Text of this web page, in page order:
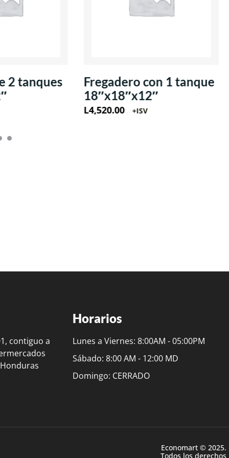
2 tanques
Fregadero con 1 tanque
18″x18″x12″
L4,520.00 +ISV
contiguo a
Horarios
Lunes a Viernes: 8:00AM - 05:00PM
Sábado: 8:00 AM - 12:00 MD
Domingo: CERRADO
Economart © 2025.
Todos los derechos